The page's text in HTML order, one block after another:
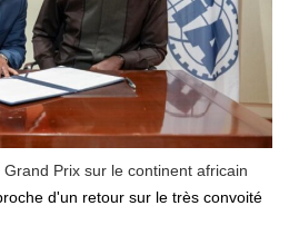
Prix sur le continent africain
d'un retour sur le très convoité